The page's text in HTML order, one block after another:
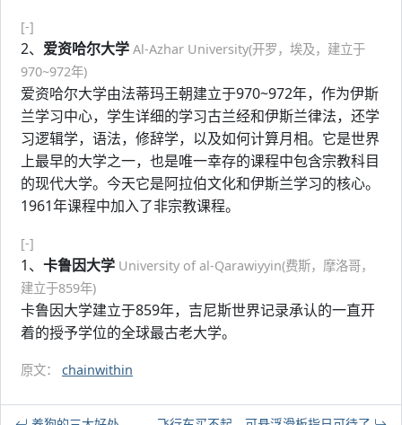
[-]
2、 爱资哈尔大学 Al-Azhar University(开罗，埃及，建立于
970~972年)
爱资哈尔大学由法蒂玛王朝建立于970~972年，作为伊斯
兰学习中心，学生详细的学习古兰经和伊斯兰律法，还学
习逻辑学，语法，修辞学，以及如何计算月相。它是世界
上最早的大学之一，也是唯一幸存的课程中包含宗教科目
的现代大学。今天它是阿拉伯文化和伊斯兰学习的核心。
1961年课程中加入了非宗教课程。
[-]
1、 卡鲁因大学 University of al-Qarawiyyin(费斯，摩洛哥，
建立于859年)
卡鲁因大学建立于859年，吉尼斯世界记录承认的一直开
着的授予学位的全球最古老大学。
原文： chainwithin